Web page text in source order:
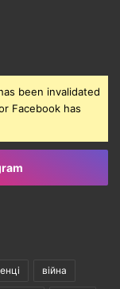
been invalidated
Facebook has
війна